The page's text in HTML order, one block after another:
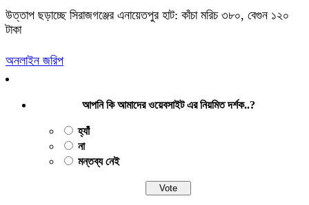
উত্তাপ ছড়াচ্ছে সিরাজগঞ্জের এনায়েতপুর হাট: কাঁচা মরিচ ৩৮০, বেগুন ১২০
টাকা
অনলাইন জরিপ
আপনি কি আমাদের ওয়েবসাইট এর নিয়মিত দর্শক..?
হ্যাঁ
না
মন্তব্য নেই